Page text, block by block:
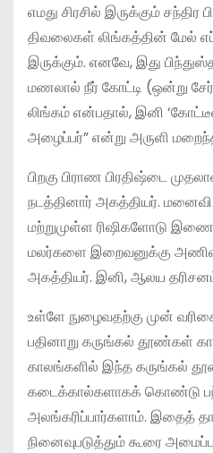
எமது சிரசில் இருக்கும்
திவலைகள் லிங்கத்தின் மேல்
இருக்கும். எனவே, இது
மணலால் நீர் கோட்டி (ஒன்று
லிங்கம் என்பதால், இனி
அழைப்பர்” என்று அருளி
பிறகு பிராண பிரதிஷ்டை
நடத்தினார் அகத்தியர்.
மற்றுமுள்ள ரிஷிகளோடு
மலர்களை இறைவனுக்கு
அகத்தியர். இனி, ஆலய
உள்ளே நுழைவதற்கு முன்
பதினாறு கருங்கல் தூண்கள்
காலங்களில் இந்த கருங்கல்
கடைக்கால்களாகக் கொண்டு
அலங்கரிப்பார்களாம். இதைத்
நினைவுபடுத்தும் கூரை